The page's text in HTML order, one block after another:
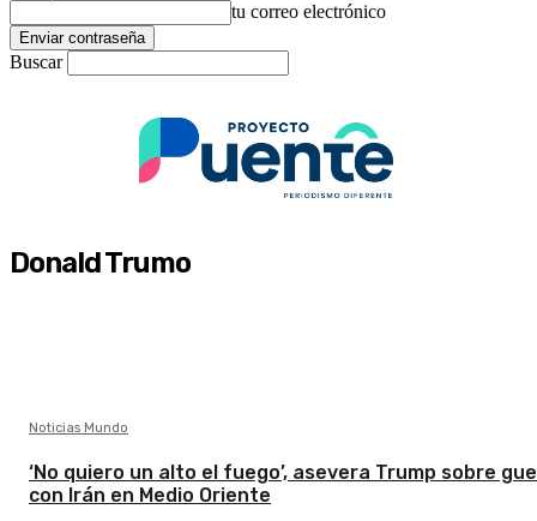
tu correo electrónico
Buscar
Donald Trumo
Noticias Mundo
‘No quiero un alto el fuego’, asevera Trump sobre
con Irán en Medio Oriente